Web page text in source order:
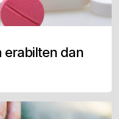
erabilten dan